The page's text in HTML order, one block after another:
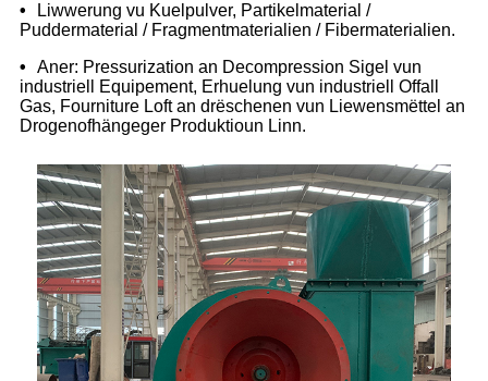
•
Liwwerung vu Kuelpulver, Partikelmaterial /
Puddermaterial / Fragmentmaterialien / Fibermaterialien.
•
Aner: Pressurization an Decompression Sigel vun
industriell Equipement, Erhuelung vun industriell Offall
Gas, Fourniture Loft an drëschenen vun Liewensmëttel an
Drogenofhängeger Produktioun Linn.